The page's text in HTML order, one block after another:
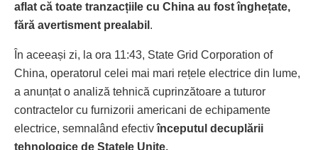
aflat că toate tranzacțiile cu China au fost înghețate,
fără avertisment prealabil .
În aceeași zi, la ora 11:43, State Grid Corporation of
China, operatorul celei mai mari rețele electrice din lume,
a anunțat o analiză tehnică cuprinzătoare a tuturor
contractelor cu furnizorii americani de echipamente
electrice, semnalând efectivînceputul decuplării
tehnologice de Statele Unite.